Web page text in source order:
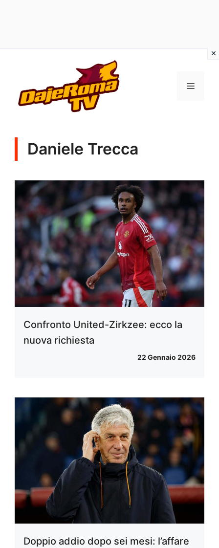
contenuto
MENU
Daniele Trecca
Confronto United-Zirkzee: ecco la
nuova richiesta
22 Gennaio 2026
Doppio addio dopo sei mesi: l’affare